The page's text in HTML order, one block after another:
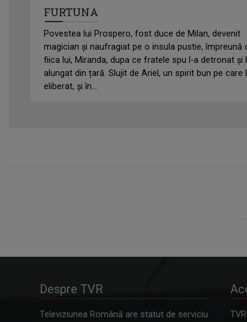
FURTUNA
Povestea lui Prospero, fost duce de Milan, devenit
magician și naufragiat pe o insula pustie, împreună
fiica lui, Miranda, dupa ce fratele spu l-a detronat și
alungat din țară. Slujit de Ariel, un spirit bun pe care
eliberat, și în...
Despre TVR
Televiziunea Română are statut de serviciu